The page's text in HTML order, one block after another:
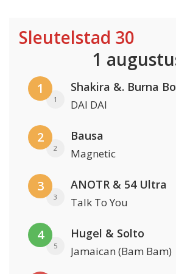
Sleutelstad 30
1
1
1
Shakira &. Burna
DAI DAI
2
2
Bausa
Magnetic
3
3
ANOTR & 54 Ultra
Talk To You
4
5
Hugel & Solto
Jamaican (Bam Bam)